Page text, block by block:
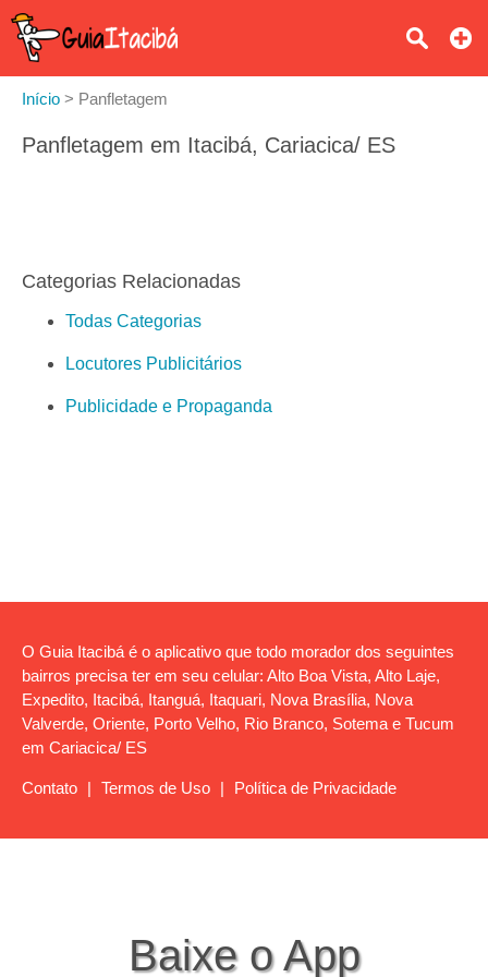
Início > Panfletagem
Panfletagem em Itacibá, Cariacica/ ES
Categorias Relacionadas
Todas Categorias
Locutores Publicitários
Publicidade e Propaganda
O Guia Itacibá é o aplicativo que todo morador dos seguintes
bairros precisa ter em seu celular: Alto Boa Vista, Alto Laje,
Expedito, Itacibá, Itanguá, Itaquari, Nova Brasília, Nova
Valverde, Oriente, Porto Velho, Rio Branco, Sotema e Tucum
em Cariacica/ ES
Contato | Termos de Uso | Política de Privacidade
Baixe o App